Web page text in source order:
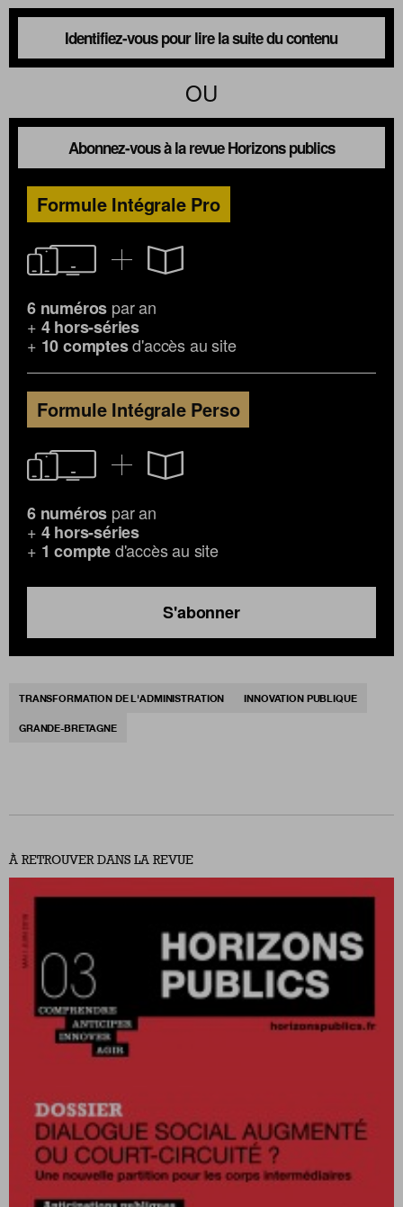
Identifiez-vous pour lire la suite du contenu
OU
Abonnez-vous à la revue Horizons publics
Formule Intégrale Pro
6 numéros par an
+ 4 hors-séries
+ 10 comptesd'accès au site
Formule Intégrale Perso
6 numéros par an
+ 4 hors-séries
+ 1 compted'accès au site
S'abonner
TRANSFORMATION DE L'ADMINISTRATION INNOVATION PUBLIQUE
GRANDE-BRETAGNE
À RETROUVER DANS LA REVUE